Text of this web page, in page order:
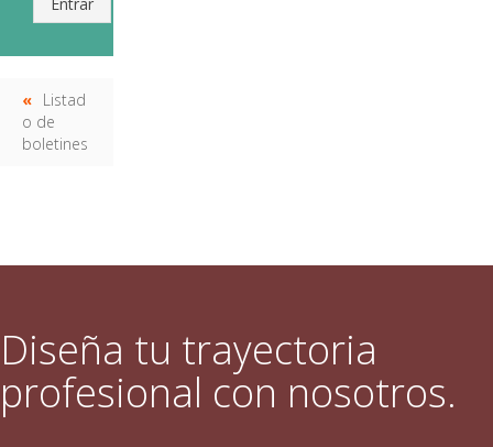
Listad
o de
boletines
Diseña tu trayectoria
profesional con nosotros.